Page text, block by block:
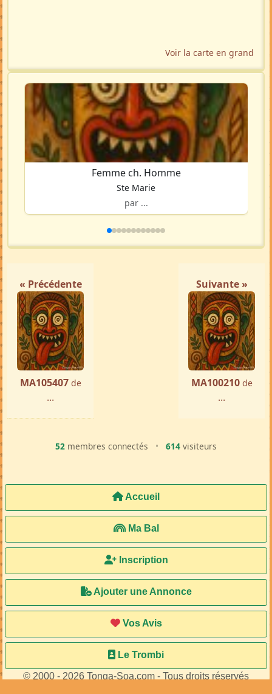
Voir la carte en grand
Femme ch. Homme
Ste Marie
par ...
« Précédente
MA105407 de
...
Suivante »
MA100210 de
...
52 membres connectés • 614 visiteurs
Accueil
Ma Bal
Inscription
Ajouter une Annonce
Vos Avis
Le Trombi
© 2000 - 2026 Tonga-Soa.com - Tous droits réservés